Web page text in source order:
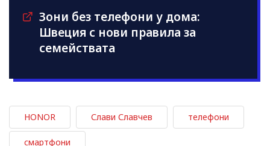
Зони без телефони у дома:
Швеция с нови правила за
семействата
HONOR Слави Славчев телефони
смартфони